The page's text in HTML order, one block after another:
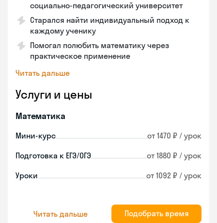
социально-педагогический университет
Старался найти индивидуальный подход к
каждому ученику
Помогал полюбить математику через
практическое применение
Читать дальше
Услуги и цены
Математика
Мини-курс от 1470 ₽ / урок
Подготовка к ЕГЭ/ОГЭ от 1880 ₽ / урок
Уроки от 1092 ₽ / урок
Читать дальше Подобрать время